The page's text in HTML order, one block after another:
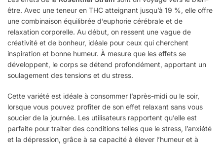
être. Avec une teneur en THC atteignant jusqu’à 19 %, elle offre
une combinaison équilibrée d’euphorie cérébrale et de
relaxation corporelle. Au début, on ressent une vague de
créativité et de bonheur, idéale pour ceux qui cherchent
inspiration et bonne humeur. À mesure que les effets se
développent, le corps se détend profondément, apportant un
soulagement des tensions et du stress.
Cette variété est idéale à consommer l’après-midi ou le soir,
lorsque vous pouvez profiter de son effet relaxant sans vous
soucier de la journée. Les utilisateurs rapportent qu’elle est
parfaite pour traiter des conditions telles que le stress, l’anxiété
et la dépression, grâce à sa capacité à élever l’humeur et à